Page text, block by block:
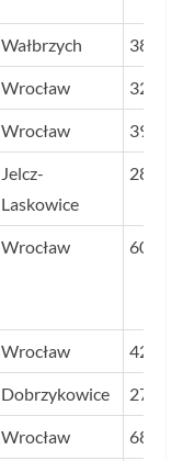
Wałbrzych 38
Wrocław 32
Wrocław 39
Jelcz-
Laskowice
28
Wrocław 60
Wrocław 42
Dobrzykowice 27
Wrocław 68